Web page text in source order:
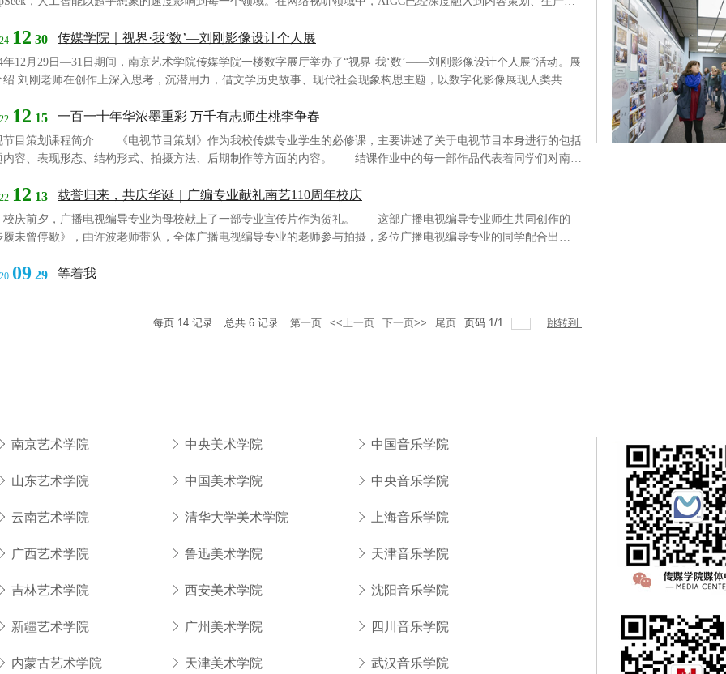
还有不可被机器替代的价值吗？ 2025...
12 30 传媒学院｜视界·我‘数’—刘刚影像设计个人展
年12月29日—31日期间，南京艺术学院传媒学院一楼数字展厅举办了“视界·我‘数’——刘刚影像设计个人展”活动。展
绍 刘刚老师在创作上深入思考，沉潜用力，借文学历史故事、现代社会现象构思主题，以数字化影像展现人类共通
之先声；以文化为情怀，绘创新之影像，探索了动画数字影像的独特魅力和无限潜力 。...
12 15 一百一十年华浓墨重彩 万千有志师生桃李争春
节目策划课程简介 《电视节目策划》作为我校传媒专业学生的必修课，主要讲述了关于电视节目本身进行的包括
内容、表现形态、结构形式、拍摄方法、后期制作等方面的内容。 结课作业中的每一部作品代表着同学们对南艺
互联网...
12 13 载誉归来，共庆华诞｜广编专业献礼南艺110周年校庆
前夕，广播电视编导专业为母校献上了一部专业宣传片作为贺礼。 这部广播电视编导专业师生共同创作的
履未曾停歇》，由许波老师带队，全体广播电视编导专业的老师参与拍摄，多位广播电视编导专业的同学配合出
&...
09 29 等着我
每页 14 记录 总共 6 记录 第一页 <<上一页 下一页>> 尾页 页码 1/1 跳转到
南京艺术学院
山东艺术学院
云南艺术学院
广西艺术学院
吉林艺术学院
新疆艺术学院
内蒙古艺术学院
中央美术学院
中国美术学院
清华大学美术学院
鲁迅美术学院
西安美术学院
广州美术学院
天津美术学院
中国音乐学院
中央音乐学院
上海音乐学院
天津音乐学院
沈阳音乐学院
四川音乐学院
武汉音乐学院